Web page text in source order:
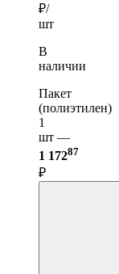
₽/
шт
В
наличии
Пакет
(полиэтилен)
1
шт —
1 17287
₽